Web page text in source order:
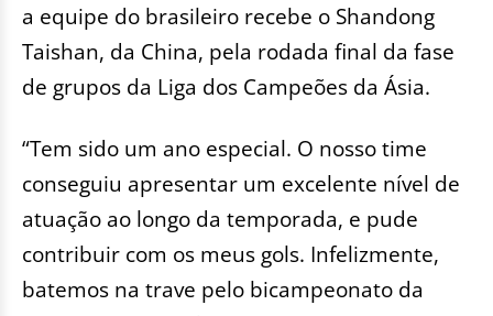
a equipe do brasileiro recebe o Shandong
Taishan, da China, pela rodada final da fase
de grupos da Liga dos Campeões da Ásia.
“Tem sido um ano especial. O nosso time
conseguiu apresentar um excelente nível de
atuação ao longo da temporada, e pude
contribuir com os meus gols. Infelizmente,
batemos na trave pelo bicampeonato da